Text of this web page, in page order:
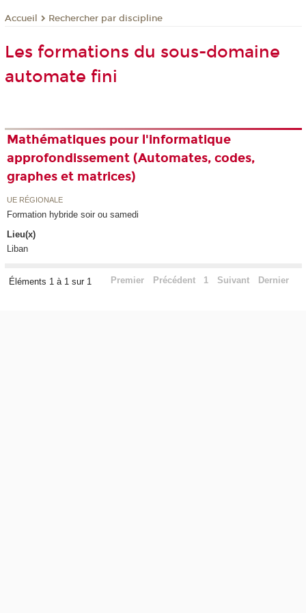
Accueil Rechercher par discipline
Les formations du sous-domaine
automate fini
Mathématiques pour l'informatique
approfondissement (Automates, codes,
graphes et matrices)
UE RÉGIONALE
Formation hybride soir ou samedi
Lieu(x)
Liban
Éléments 1 à 1 sur 1 Premier Précédent 1 Suivant Dernier